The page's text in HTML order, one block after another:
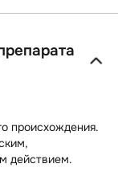
происхождения.
действием.